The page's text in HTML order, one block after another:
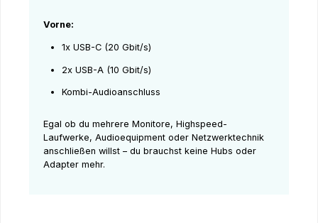
Vorne:
1x USB-C (20 Gbit/s)
2x USB-A (10 Gbit/s)
Kombi-Audioanschluss
Egal ob du mehrere Monitore, Highspeed-
Laufwerke, Audioequipment oder Netzwerktechnik
anschließen willst – du brauchst keine Hubs oder
Adapter mehr.